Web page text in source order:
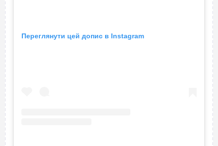
Переглянути цей допис в Instagram